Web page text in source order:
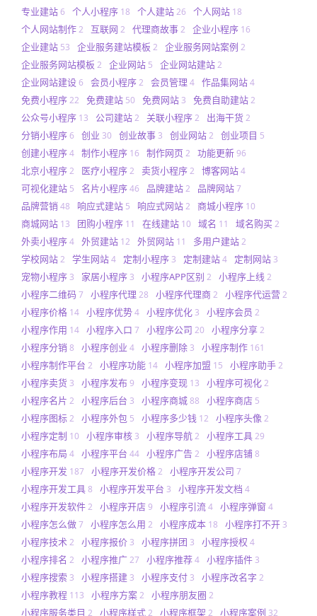
专业建站6 个人小程序 18 个人建站26 个人网站 18
个人网站制作2 互联网 2 代理商故事2 企业小程序 16
企业建站 53 企业服务建站模板 2 企业服务网站案例 2
企业服务网站模板 2 企业网站 5 企业网站建站2
企业网站建设6 会员小程序2 会员管理 4 作品集网站4
免费小程序22 免费建站 50 免费网站 3 免费自助建站2
公众号小程序 13 公司建站2 关联小程序2 出海干货2
分销小程序6 创业 30 创业故事 3 创业网站2 创业项目 5
创建小程序4 制作小程序 16 制作网页 2 功能更新96
北京小程序2 医疗小程序2 卖货小程序2 博客网站4
可视化建站 5 名片小程序46 品牌建站2 品牌网站7
品牌营销 48 响应式建站 5 响应式网站2 商城小程序 10
商城网站 13 团购小程序 11 在线建站 10 域名 11 域名购买2
外卖小程序4 外贸建站 12 外贸网站 11 多用户建站2
学校网站2 学生网站4 定制小程序 3 定制建站4 定制网站 3
宠物小程序 3 家居小程序 3 小程序APP区别 2 小程序上线 2
小程序二维码7 小程序代理 28 小程序代理商2 小程序代运营2
小程序价格 14 小程序优势4 小程序优化 3 小程序会员 2
小程序作用 14 小程序入口 7 小程序公司 20 小程序分享2
小程序分销 8 小程序创业 4 小程序删除 3 小程序制作 161
小程序制作平台 2 小程序功能 14 小程序加盟 15 小程序助手2
小程序卖货 3 小程序发布9 小程序变现 13 小程序可视化2
小程序名片 2 小程序后台 3 小程序商城88 小程序商店 5
小程序图标2 小程序外包 5 小程序多少钱 12 小程序头像 2
小程序定制 10 小程序审核 3 小程序导航2 小程序工具29
小程序布局 4 小程序平台 44 小程序广告2 小程序店铺8
小程序开发 187 小程序开发价格2 小程序开发公司 7
小程序开发工具8 小程序开发平台 3 小程序开发文档 4
小程序开发软件2 小程序开店9 小程序引流4 小程序弹窗 4
小程序怎么做7 小程序怎么用 2 小程序成本 18 小程序打不开 3
小程序技术 2 小程序报价 3 小程序拼团 3 小程序授权 4
小程序排名 2 小程序推广27 小程序推荐4 小程序插件 3
小程序搜索 3 小程序搭建 3 小程序支付 3 小程序改名字 2
小程序教程 113 小程序方案2 小程序朋友圈 2
小程序服务类目 2 小程序样式2 小程序框架 2 小程序案例 32